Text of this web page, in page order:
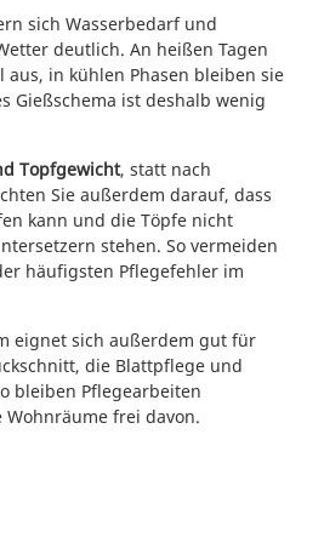
sich Wasserbedarf und
deutlich. An heißen Tagen
aus, in kühlen Phasen bleiben sie
Gießschema ist deshalb wenig
Topfgewicht, statt nach
Sie außerdem darauf, dass
kann und die Töpfe nicht
stehen. So vermeiden
häufigsten Pflegefehler im
eignet sich außerdem gut für
die Blattpflege und
bleiben Pflegearbeiten
frei davon.